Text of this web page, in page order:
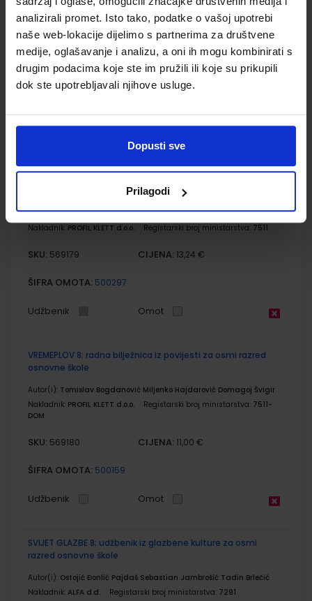
analizirali promet. Isto tako, podatke o vašoj upotrebi
naše web-lokacije dijelimo s partnerima za društvene
medije, oglašavanje i analizu, a oni ih mogu kombinirati s
drugim podacima koje ste im pružili ili koje su prikupili
dok ste upotrebljavali njihove usluge.
Dopusti sve
Prilagodi
OŠ
Autor(i):Kožul Krpes Samardžić Vukelić
Nakladnik: ALFA d.d. Registarski broj ministarstva:7274-DOM
SKU: 569174 CIJENA:
Autor(i):Tomislav Bogdanović Miljenko Hajdarović Domagoj Švigir
Nakladnik: PROFIL KLETT d.o.o. Registarski broj ministarstva: 7511
SKU: 569179 CIJENA: 13,24 €
ŠIFRA OMOTA: 500297
Udžbenik Omot
VREMEPLOV 8; radna bilježnica iz povijesti za osmi razred
osnovne škole
Autor(i): Tomislav Bogdanović Miljenko Hajdarović Domagoj Švigir
Nakladnik: PROFIL KLETT d.o.o. Registarski broj ministarstva: 7511-
DOM
SKU: 569180 CIJENA: 11,00 €
ŠIFRA OMOTA: 500159
Udžbenik Omot
SVIJET GLAZBE 8; udžbenik iz glazbene kulture za osmi
razred osnovne škole
Autor(i): Ostojić Đonlić Pajdaš Sebastian Jambrošić Tadin Brlečić
Nakladnik: ALFA d.d. Registarski broj ministarstva: 7291